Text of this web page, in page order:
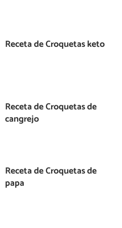
Receta de Croquetas keto
Receta de Croquetas de
cangrejo
Receta de Croquetas de
papa